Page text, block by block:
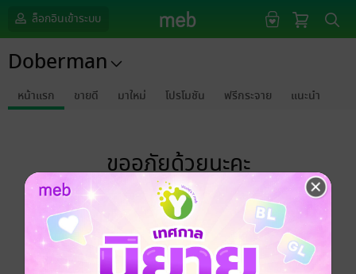
ล็อกอินเข้าระบบ
Doberman
หน้าแรก ขายดี มาใหม่ โปรโมชัน ฟรีกระจาย แนะนำ
ขออภัยด้วยนะคะ
ไม่พบข้อมูลในหัวข้อที่คุณกำลังชมค่ะ